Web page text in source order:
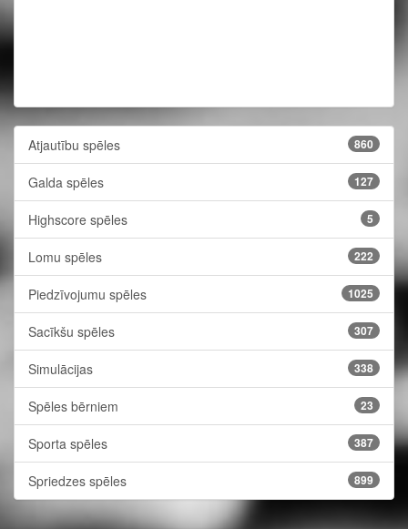
Atjautību spēles 860
Galda spēles 127
Highscore spēles 5
Lomu spēles 222
Piedzīvojumu spēles 1025
Sacīkšu spēles 307
Simulācijas 338
Spēles bērniem 23
Sporta spēles 387
Spriedzes spēles 899